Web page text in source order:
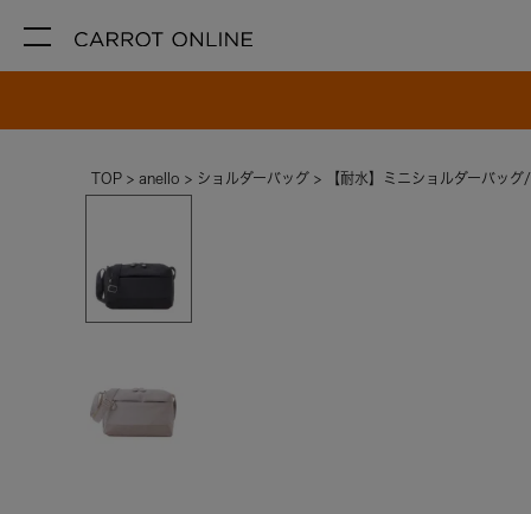
TOP anello ショルダーバッグ 【耐水】ミニショルダーバッグ